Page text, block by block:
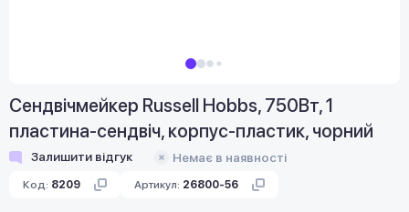
Сендвічмейкер Russell Hobbs, 750Вт, 1
пластина-сендвіч, корпус-пластик, чорний
Залишити відгук Немає в наявності
Код: 8209 Артикул: 26800-56